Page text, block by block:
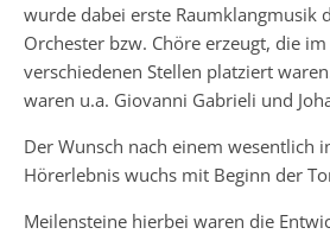
wurde dabei erste Raumklangmusik
Orchester bzw. Chöre erzeugt, die im
verschiedenen Stellen platziert
waren u.a. Giovanni Gabrieli und
Der Wunsch nach einem wesentlich
Hörerlebnis wuchs mit Beginn der
Meilensteine hierbei waren die